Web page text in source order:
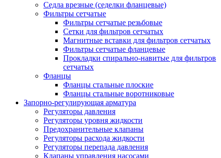
Седла врезные (седелки фланцевые)
Фильтры сетчатые
Фильтры сетчатые резьбовые
Сетки для фильтров сетчатых
Магнитные вставки для фильтров сетчатых
Фильтры сетчатые фланцевые
Прокладки спирально-навитые для фильтров
сетчатых
Фланцы
Фланцы стальные плоские
Фланцы стальные воротниковые
Запорно-регулирующая арматура
Регуляторы давления
Регуляторы уровня жидкости
Предохранительные клапаны
Регуляторы расхода жидкости
Регуляторы перепада давления
Клапаны управления насосами